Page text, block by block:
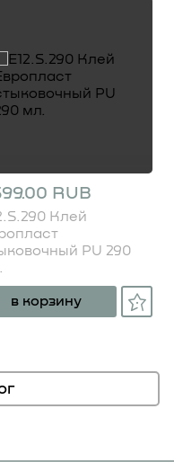
RUB
Клей
PU 290
в корзину